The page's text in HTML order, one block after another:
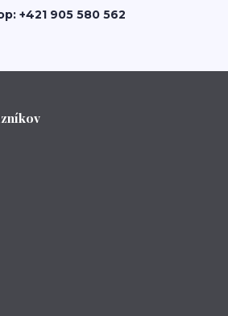
+421 905 580 562